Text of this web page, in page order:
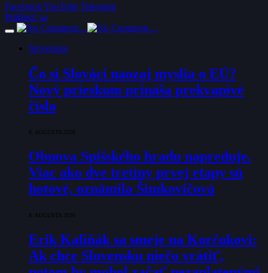
FacebookYouTube Telegram
Prihlásiť sa
Slovensko
Čo si Slováci naozaj myslia o EÚ?
Nový prieskum prináša prekvapivé
čísla
8. AUGUSTA 2026
Obnova Spišského hradu napreduje.
Viac ako dve tretiny prvej etapy sú
hotové, oznámila Šimkovičová
8. AUGUSTA 2026
Erik Kaliňák sa smeje na Korčokovi:
Ak chce Slovensku niečo vrátiť,